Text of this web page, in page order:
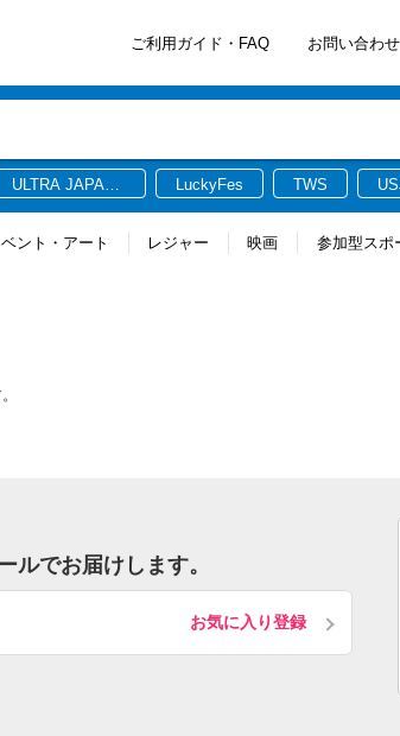
ご利用ガイド・FAQ お問い合わせ
ULTRA JAPAN
LuckyFes TWS
ント・アート レジャー 映画 参加型スポ
でお届けします。
お気に入り登録